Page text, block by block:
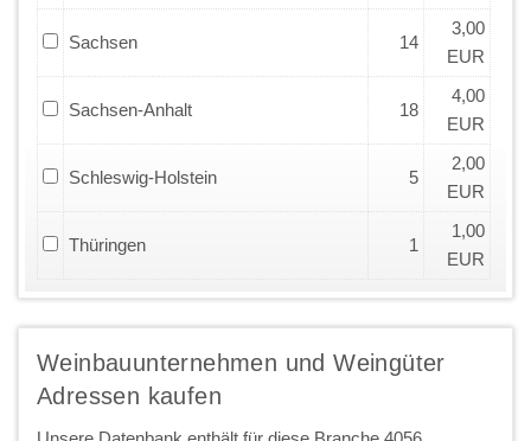
Sachsen 14
3,00
EUR
Sachsen-Anhalt 18
4,00
EUR
Schleswig-Holstein 5
2,00
EUR
Thüringen 1
1,00
EUR
Weinbauunternehmen und Weingüter
Adressen kaufen